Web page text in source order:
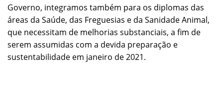
Governo, integramos também para os diplomas das
áreas da Saúde, das Freguesias e da Sanidade Animal,
que necessitam de melhorias substanciais, a fim de
serem assumidas com a devida preparação e
sustentabilidade em janeiro de 2021.